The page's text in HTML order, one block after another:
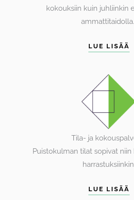
kokouksiin kuin juhliinkin
ammattitaidolla.
LUE LISÄÄ
Tila- ja
Puistokulman tilat sopivat niin
LUE LISÄÄ